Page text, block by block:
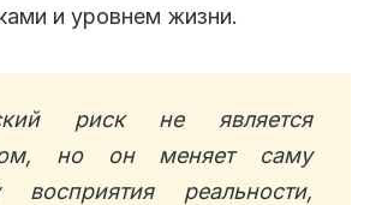
и уровнем жизни.
риск не является
но он меняет саму
восприятия реальности,